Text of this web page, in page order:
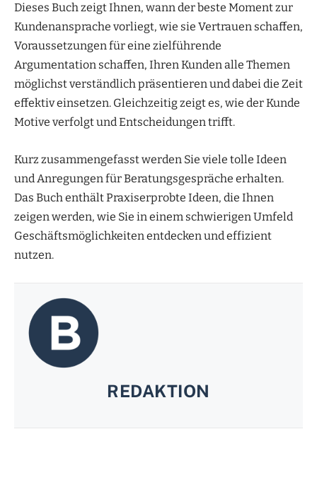
Dieses Buch zeigt Ihnen, wann der beste Moment zur
Kundenansprache vorliegt, wie sie Vertrauen schaffen,
Voraussetzungen für eine zielführende
Argumentation schaffen, Ihren Kunden alle Themen
möglichst verständlich präsentieren und dabei die Zeit
effektiv einsetzen. Gleichzeitig zeigt es, wie der Kunde
Motive verfolgt und Entscheidungen trifft.
Kurz zusammengefasst werden Sie viele tolle Ideen
und Anregungen für Beratungsgespräche erhalten.
Das Buch enthält Praxiserprobte Ideen, die Ihnen
zeigen werden, wie Sie in einem schwierigen Umfeld
Geschäftsmöglichkeiten entdecken und effizient
nutzen.
REDAKTION